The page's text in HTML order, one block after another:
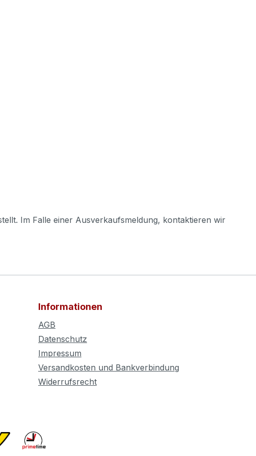
Im Falle einer Ausverkaufsmeldung, kontaktieren wir
Informationen
AGB
Datenschutz
Impressum
Versandkosten und Bankverbindung
Widerrufsrecht